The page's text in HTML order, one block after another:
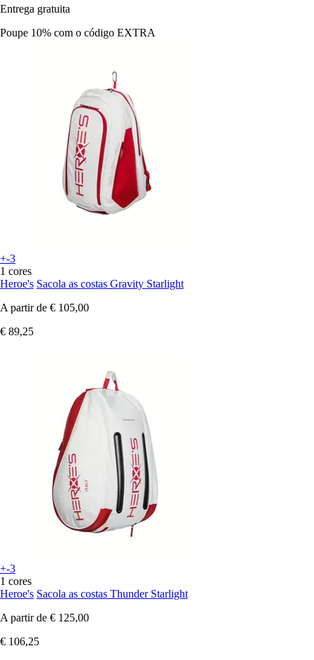
Entrega gratuita
Poupe 10% com o código EXTRA
+-3
1 cores
Heroe's Sacola as costas Gravity Starlight
A partir de € 105,00
€ 89,25
+-3
1 cores
Heroe's Sacola as costas Thunder Starlight
A partir de € 125,00
€ 106,25